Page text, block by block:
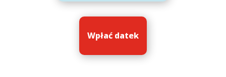
Wpłać datek